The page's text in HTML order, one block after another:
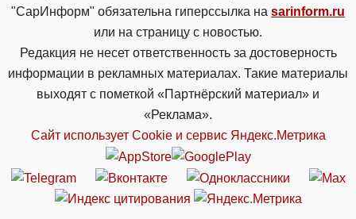
"СарИнформ" обязательна гиперссылка на sarinform.ru
или на страницу с новостью.
Редакция не несет ответственность за достоверность
информации в рекламных материалах. Такие материалы
выходят с пометкой «Партнёрский материал» и
«Реклама».
Сайт использует Cookie и сервиc Яндекс.Метрика